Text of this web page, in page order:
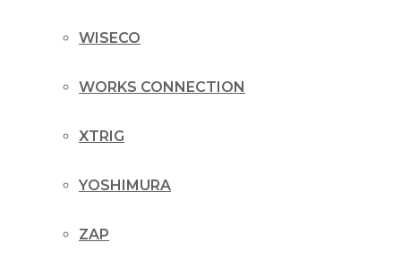
WISECO
WORKS CONNECTION
XTRIG
YOSHIMURA
ZAP